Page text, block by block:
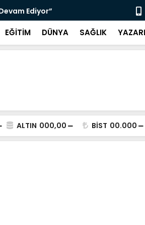
Selahattin
EĞİTİM DÜNYA SAĞLIK
ALTIN 000,00 BİST 00.000